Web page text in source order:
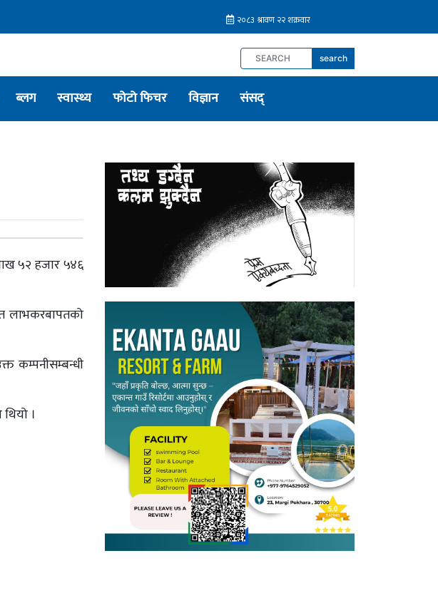
search
ब्लग स्वास्थ्य फोटो फिचर विज्ञान संसद्
५२ हजार ५४६
लाभकरबापतको
कम्पनीसम्बन्धी
।